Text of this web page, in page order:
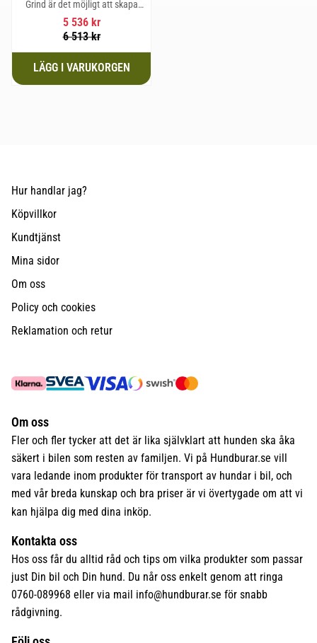
Grind är det möjligt att skapa
ett inhägnat område i hela
bagageutrymmet som kan
användas för transport av
5 536kr
6 513kr
Hur handlar jag?
Köpvillkor
Kundtjänst
Mina sidor
Om oss
Policy och cookies
Reklamation och retur
Om oss
Fler och fler tycker att det är lika självklart att hunden ska åka
säkert i bilen som resten av familjen. Vi på Hundburar.se vill
vara ledande inom produkter för transport av hundar i bil, och
med vår breda kunskap och bra priser är vi övertygade om att vi
kan hjälpa dig med dina inköp.
Kontakta oss
Hos oss får du alltid råd och tips om vilka produkter som passar
just Din bil och Din hund. Du når oss enkelt genom att ringa
0760-089968 eller via mail info@hundburar.se för snabb
rådgivning.